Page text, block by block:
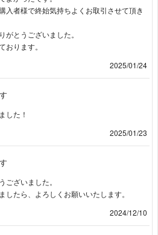
入者様で終始気持ちよくお取引させて頂き
がとうございました。
おります。
2025/01/24
した！
2025/01/23
ございました。
したら、よろしくお願いいたします。
2024/12/10